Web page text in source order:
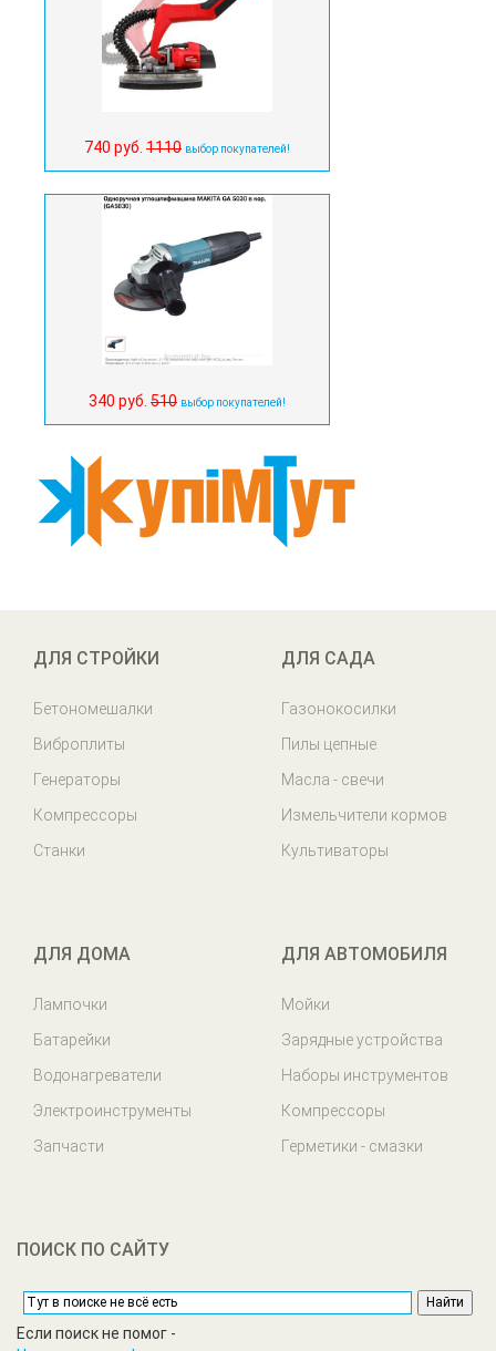
740 руб. 1110 выбор покупателей!
340 руб. 510 выбор покупателей!
ДЛЯ СТРОЙКИ
Бетономешалки
Виброплиты
Генераторы
Компрессоры
Станки
ДЛЯ САДА
Газонокосилки
Пилы цепные
Масла - свечи
Измельчители кормов
Культиваторы
ДЛЯ ДОМА
Лампочки
Батарейки
Водонагреватели
Электроинструменты
Запчасти
ДЛЯ АВТОМОБИЛЯ
Мойки
Зарядные устройства
Наборы инструментов
Компрессоры
Герметики - смазки
ПОИСК ПО САЙТУ
Если поиск не помог -